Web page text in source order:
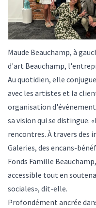
Maude Beauchamp, à
d'art Beauchamp,
Au quotidien, elle
avec les artistes et la
organisation
sa vision qui se distingue.
rencontres. À travers des
Galeries, des encans-
Fonds Famille
accessible tout en
sociales», dit-elle.
Profondément ancrée